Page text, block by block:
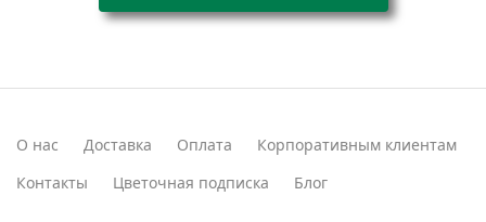
О нас Доставка Оплата
Корпоративным клиентам
Контакты
Цветочная подписка Блог